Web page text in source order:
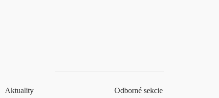
Aktuality Odborné sekcie